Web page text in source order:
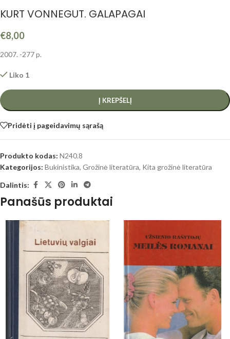
KURT VONNEGUT. GALAPAGAI
€8,00
2007. -277 p.
Liko 1
Į KREPŠELĮ
Pridėti į pageidavimų sąrašą
Produkto kodas: N240.8
Kategorijos: Bukinistika, Grožinė literatūra, Kita grožinė literatūra
Dalintis:
Panašūs produktai